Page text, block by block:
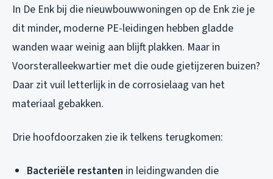
In De Enk bij die nieuwbouwwoningen op de Enk zie je
dit minder, moderne PE-leidingen hebben gladde
wanden waar weinig aan blijft plakken. Maar in
Voorsteralleekwartier met die oude gietijzeren buizen?
Daar zit vuil letterlijk in de corrosielaag van het
materiaal gebakken.
Drie hoofdoorzaken zie ik telkens terugkomen:
Bacteriële restanten in leidingwanden die